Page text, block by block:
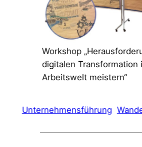
Workshop
digitalen Transformation
Arbeitswelt meistern“
Unternehmensführung